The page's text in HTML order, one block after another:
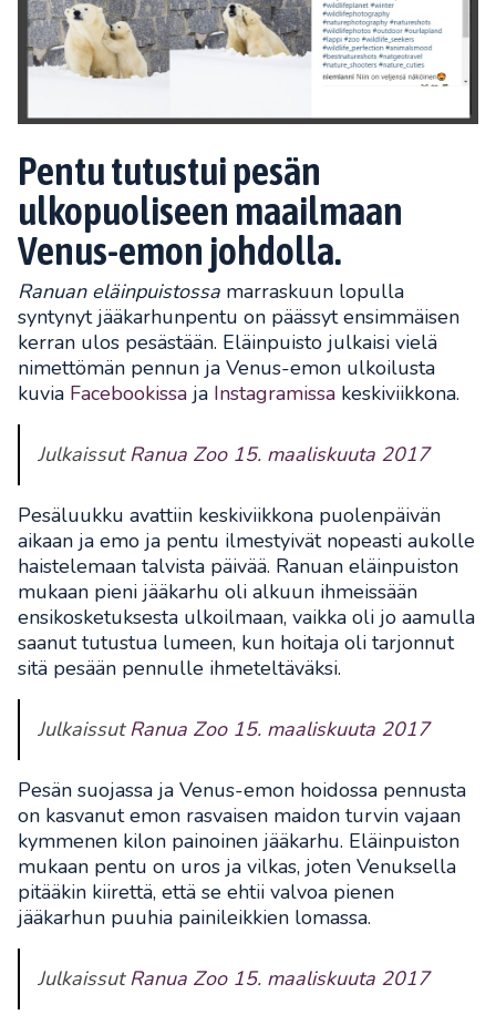
Pentu tutustui pesän
ulkopuoliseen maailmaan
Venus-emon johdolla.
Ranuan eläinpuistossa marraskuun lopulla
syntynyt jääkarhunpentu on päässyt ensimmäisen
kerran ulos pesästään. Eläinpuisto julkaisi vielä
nimettömän pennun ja Venus-emon ulkoilusta
kuvia Facebookissa ja Instagramissa keskiviikkona.
JulkaissutRanua Zoo 15. maaliskuuta 2017
Pesäluukku avattiin keskiviikkona puolenpäivän
aikaan ja emo ja pentu ilmestyivät nopeasti aukolle
haistelemaan talvista päivää. Ranuan eläinpuiston
mukaan pieni jääkarhu oli alkuun ihmeissään
ensikosketuksesta ulkoilmaan, vaikka oli jo aamulla
saanut tutustua lumeen, kun hoitaja oli tarjonnut
sitä pesään pennulle ihmeteltäväksi.
JulkaissutRanua Zoo 15. maaliskuuta 2017
Pesän suojassa ja Venus-emon hoidossa pennusta
on kasvanut emon rasvaisen maidon turvin vajaan
kymmenen kilon painoinen jääkarhu. Eläinpuiston
mukaan pentu on uros ja vilkas, joten Venuksella
pitääkin kiirettä, että se ehtii valvoa pienen
jääkarhun puuhia painileikkien lomassa.
JulkaissutRanua Zoo 15. maaliskuuta 2017